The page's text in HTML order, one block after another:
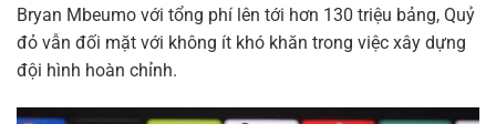
Bryan Mbeumo với tổng phí lên tới hơn 130 triệu bảng, Quỷ
đỏ vẫn đối mặt với không ít khó khăn trong việc xây dựng
đội hình hoàn chỉnh.